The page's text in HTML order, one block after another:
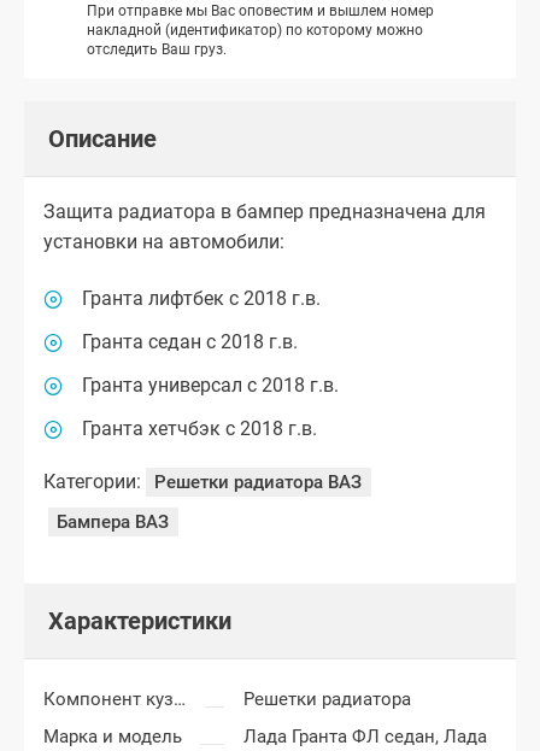
При отправке мы Вас оповестим и вышлем номер
накладной (идентификатор) по которому можно
отследить Ваш груз.
Описание
Защита радиатора в бампер предназначена для
установки на автомобили:
Гранта лифтбек с 2018 г.в.
Гранта седан с 2018 г.в.
Гранта универсал с 2018 г.в.
Гранта хетчбэк с 2018 г.в.
Категории:
Решетки радиатора ВАЗ
Бампера ВАЗ
Характеристики
Компонент кузова
Решетки радиатора
Марка и модель
Лада Гранта ФЛ седан,Лада